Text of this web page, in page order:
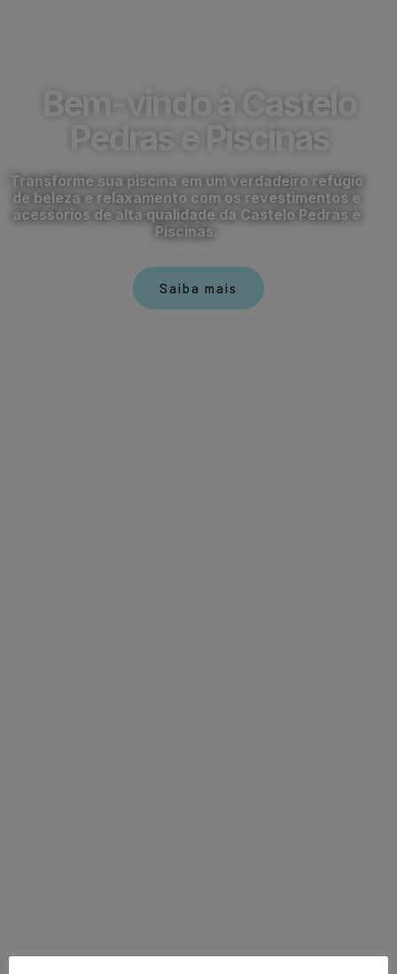
Bem-vindo à Castelo
Pedras e Piscinas
Transforme sua piscina em um verdadeiro refúgio
de beleza e relaxamento com os revestimentos e
acessórios de alta qualidade da Castelo Pedras e
Piscinas.
Saiba mais